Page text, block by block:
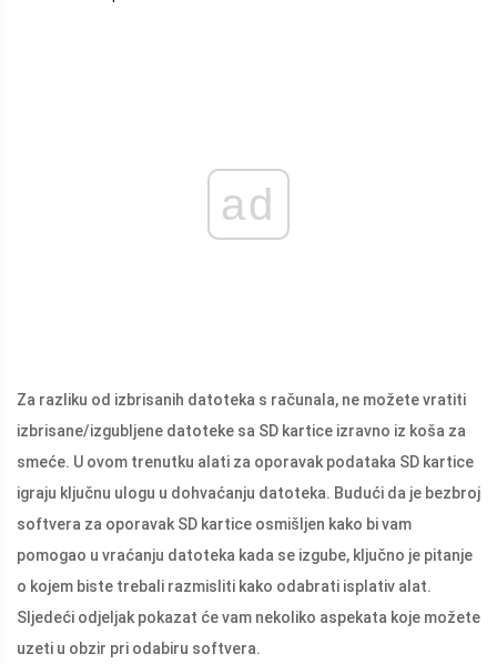
ad
Za razliku od izbrisanih datoteka s računala, ne možete vratiti
izbrisane/izgubljene datoteke sa SD kartice izravno iz koša za
smeće. U ovom trenutku alati za oporavak podataka SD kartice
igraju ključnu ulogu u dohvaćanju datoteka. Budući da je bezbroj
softvera za oporavak SD kartice osmišljen kako bi vam
pomogao u vraćanju datoteka kada se izgube, ključno je pitanje
o kojem biste trebali razmisliti kako odabrati isplativ alat.
Sljedeći odjeljak pokazat će vam nekoliko aspekata koje možete
uzeti u obzir pri odabiru softvera.